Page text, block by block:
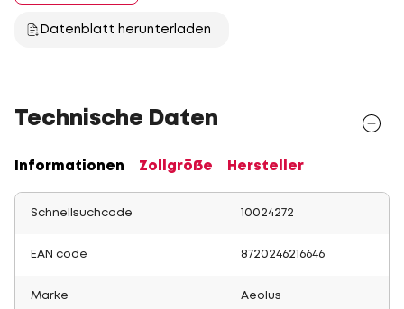
Datenblatt herunterladen
Technische Daten
Informationen Zollgröße Hersteller
Schnellsuchcode 10024272
EAN code 8720246216646
Marke Aeolus